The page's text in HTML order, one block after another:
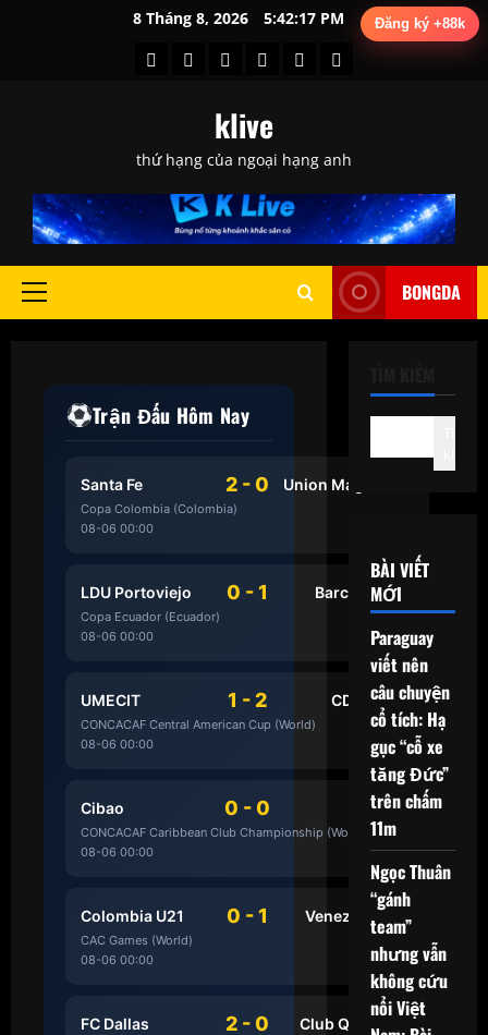
8 Tháng 8, 2026 5:42:18 PM
Kèo
Soi
Hôm
Tin
Nhượng
Tin
Trận
Đấu
Tin
Tổng
Trận
klive
thứ hạng của ngoại hạng anh
Primary
BONGDA
Trận Đấu Hôm Nay
Santa Fe 2 - 0 Union Magdalena
Copa Colombia (Colombia)
08-06 00:00
LDU Portoviejo 0 - 1 Barcelona SC
Copa Ecuador (Ecuador)
08-06 00:00
HẾT
UMECIT 1 - 2 CD Olimpia
CONCACAF Central American Cup (World)
08-06 00:00
HẾT
Cibao 0 - 0 Cavalier
CONCACAF Caribbean Club Championship (World)
08-06 00:00
HẾT
Colombia U21 0 - 1 Venezuela U21
CAC Games (World)
08-06 00:00
HẾT
FC Dallas 2 - 0 Club Queretaro
BÀI VIẾT
MỚI
Paraguay
viết nên
câu chuyện
cổ tích: Hạ
gục “cỗ xe
tăng Đức”
trên chấm
11m
Ngọc Thuân
“gánh
team”
nhưng vẫn
không cứu
nổi Việt
Đăng ký +88k